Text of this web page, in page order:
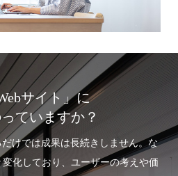
サイト」に
ていますか？
けでは成果は長続きしません。な
化しており、ユーザーの考えや価